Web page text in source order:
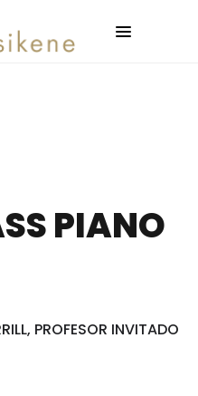
PIANO
PROFESOR INVITADO